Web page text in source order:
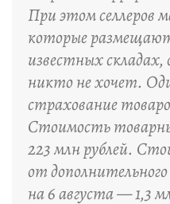
При этом селлеров
которые
известных
никто не хочет.
страхование
Стоимость
223 млн рублей.
от
на 6 августа — 1,3